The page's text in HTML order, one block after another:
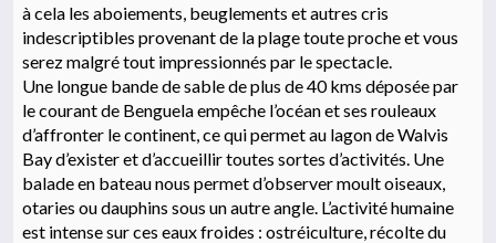
à cela les aboiements, beuglements et autres cris
indescriptibles provenant de la plage toute proche et vous
serez malgré tout impressionnés par le spectacle.
Une longue bande de sable de plus de 40 kms déposée par
le courant de Benguela empêche l’océan et ses rouleaux
d’affronter le continent, ce qui permet au lagon de Walvis
Bay d’exister et d’accueillir toutes sortes d’activités. Une
balade en bateau nous permet d’observer moult oiseaux,
otaries ou dauphins sous un autre angle. L’activité humaine
est intense sur ces eaux froides : ostréiculture, récolte du